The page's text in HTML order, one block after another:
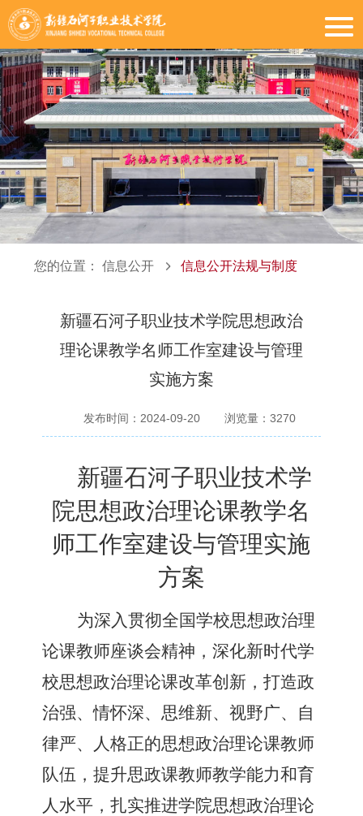
您的位置： 信息公开 信息公开法规与制度
新疆石河子职业技术学院思想政治
理论课教学名师工作室建设与管理
实施方案
发布时间：2024-09-20 浏览量： 3270
新疆石河子职业技术学
院思想政治理论课教学名
师工作室建设与管理实施
方案
为深入贯彻全国学校思想政治理
论课教师座谈会精神，深化新时代学
校思想政治理论课改革创新，打造政
治强、情怀深、思维新、视野广、自
律严、人格正的思想政治理论课教师
队伍，提升思政课教师教学能力和育
人水平，扎实推进学院思想政治理论